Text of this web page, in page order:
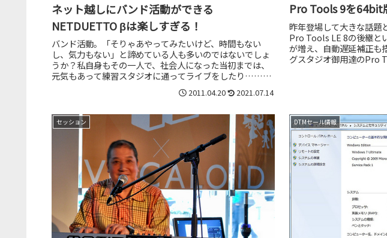
ネット越しにバンド活動ができる
NETDUETTO βは楽しすぎる！
バンド活動。「そりゃあやってみたいけど、時間もない
し、気力もない」と諦めている人も多いのではないでしょ
うか？私自身もその一人で、社会人になった当初までは、
元気もあって練習スタジオに通ってライブをしたり……、
なんてことがありましたが、それ以降...2011.04.20 2021.07.14
Pro Tools 9を64bit
昨年登場して大きな話
Pro Tools LE 8の後継と
が増え、自動遅延補正も
グスタジオ御用達のPro
セッション DTMセール情報